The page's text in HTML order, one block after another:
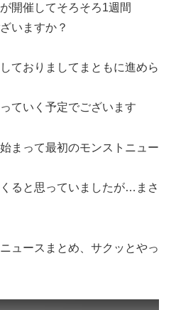
開催してそろそろ1週間
いますか？
ておりましてまともに進めら
ていく予定でございます
まって最初のモンストニュー
ると思っていましたが…まさ
ュースまとめ、サクッとやっ